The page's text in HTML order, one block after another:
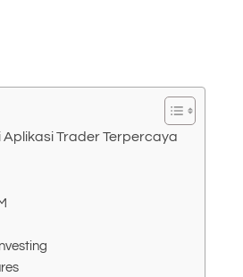
Trader Terpercaya